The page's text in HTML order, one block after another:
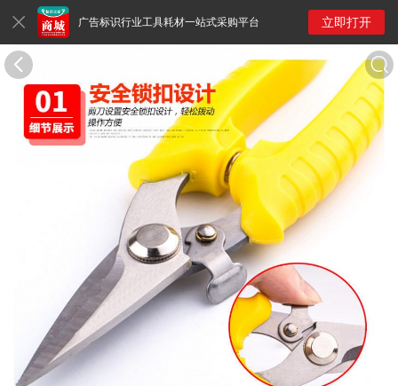
广告标识行业工具耗材一站式采购平台 立即打开